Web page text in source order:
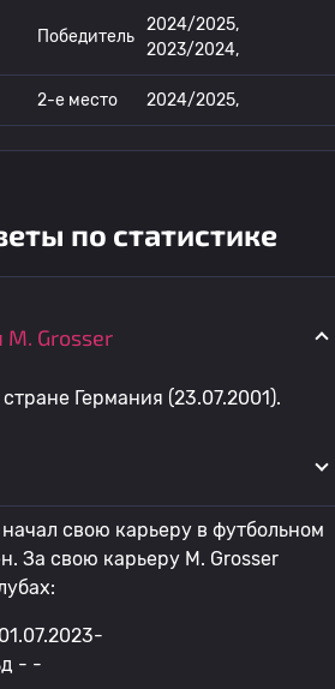
Победитель
2024/2025,
2023/2024,
2-е место 2024/2025,
по статистике
M. Grosser
Германия (23.07.2001).
свою карьеру в футбольном
За свою карьеру M. Grosser
- -